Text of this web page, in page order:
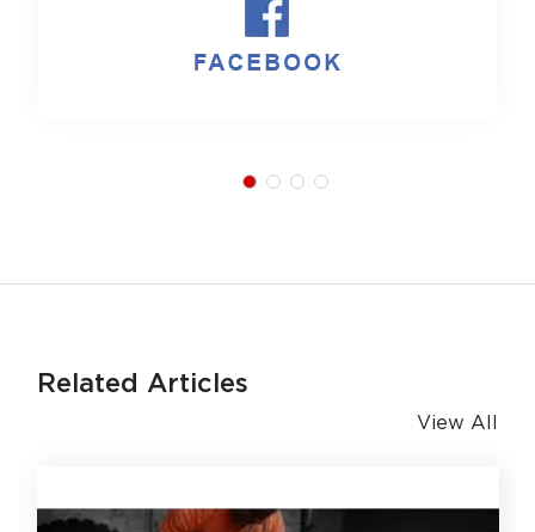
Related Articles
View All